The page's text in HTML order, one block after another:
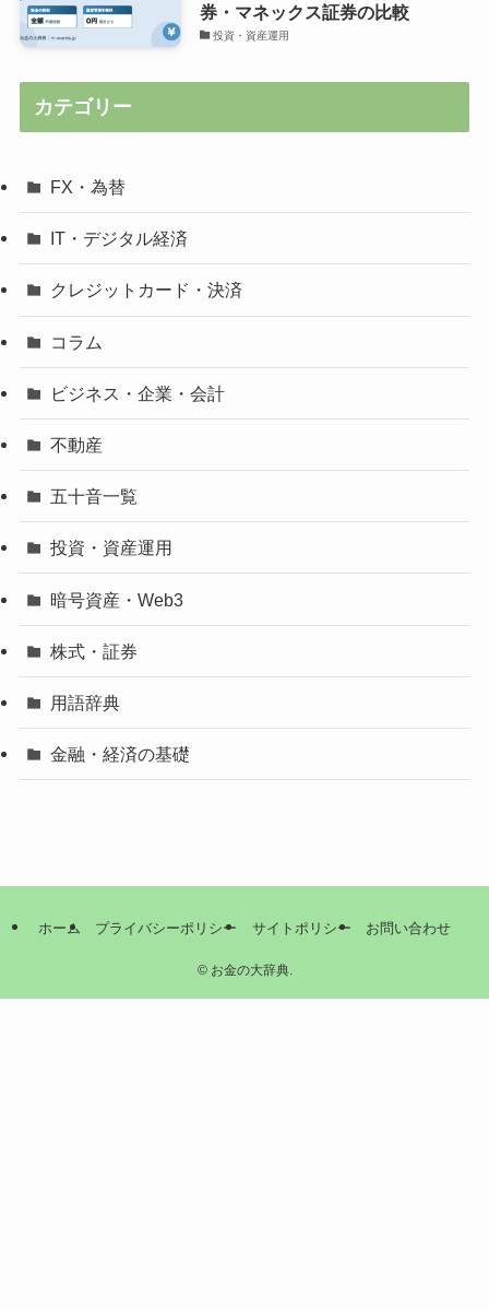
券・マネックス証券の比較
投資・資産運用
カテゴリー
FX・為替
IT・デジタル経済
クレジットカード・決済
コラム
ビジネス・企業・会計
不動産
五十音一覧
投資・資産運用
暗号資産・Web3
株式・証券
用語辞典
金融・経済の基礎
ホーム プライバシーポリシー サイトポリシー お問い合わせ
©お金の大辞典.